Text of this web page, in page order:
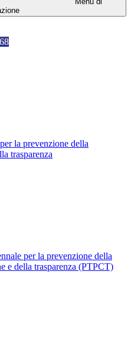
68
la prevenzione della
trasparenza
per la prevenzione della
e della trasparenza (PTPCT)